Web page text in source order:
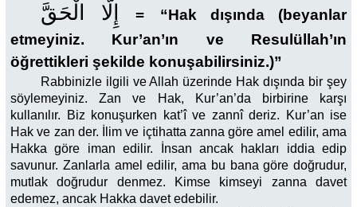
إِلَّا الْحَقَّ =
“Hak dışında (beyanlar
etmeyiniz. Kur’an’ın ve Resulüllah’ın
öğrettikleri şekilde konuşabilirsiniz.)”
Rabbinizle ilgili ve Allah üzerinde Hak dışında bir şey
söylemeyiniz. Zan ve Hak, Kur’an’da birbirine karşı
kullanılır. Biz konuşurken kat’î ve zannî deriz. Kur’an ise
Hak ve zan der. İlim ve içtihatta zanna göre amel edilir, ama
Hakka göre iman edilir. İnsan ancak hakları iddia edip
savunur. Zanlarla amel edilir, ama bu bana göre doğrudur,
mutlak doğrudur denmez. Kimse kimseyi zanna davet
edemez, ancak Hakka davet edebilir.